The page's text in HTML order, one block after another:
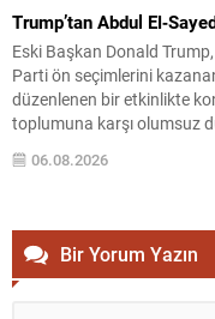
Trump’tan Abdul
Eski Başkan Donald
Parti ön seçimlerini
düzenlenen bir etkinlikte
toplumuna karşı olumsuz
onu “komünist” olarak
“Yahudilerden nefret
06.08.2026
Bir Yorum Yazın